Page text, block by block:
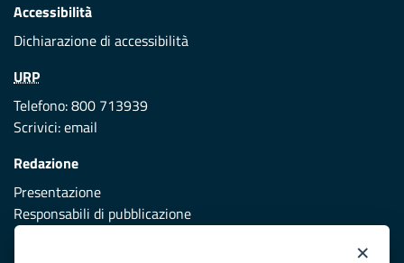
Accessibilità
Dichiarazione di accessibilità
URP
Telefono: 800 713939
Scrivici:email
Redazione
Presentazione
Responsabili di pubblicazione
×